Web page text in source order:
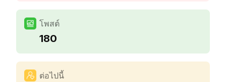
โพสต์
180
ต่อไปนี้